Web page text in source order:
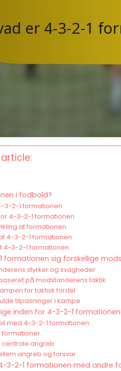
i fodbold?
3-2-1 formationen
4-3-2-1 formationen
af formationen
4-3-2-1 formationen
4-3-2-1 formationen
formationen sig forskellige
styrker og svagheder
på modstanderens taktik
for taktisk fordel
tilpasninger i kampe
inden for 4-3-2-1
med 4-3-2-1 formationen
formationer
centrale angreb
angreb og forsvar
3-2-1 formationen med andre